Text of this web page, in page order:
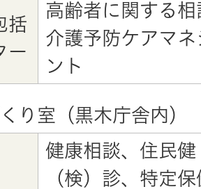
括
ー
高齢者に関する相
介護予防ケアマネ
ント
り室（黒木庁舎内）
健康相談、住民健
（検）診、特定